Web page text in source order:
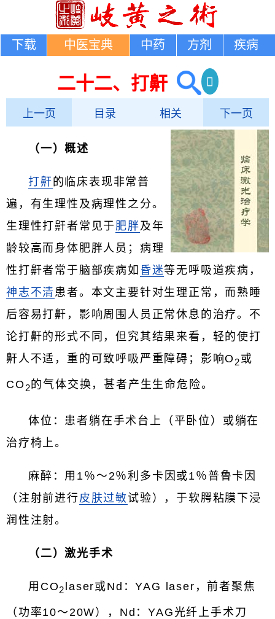
下载 中医宝典 中药 方剂 疾病
二十二、打鼾
上一页 目录 相关 下一页
（一）概述
打鼾 的临床表现非常普
遍，有生理性及病理性之分。
生理性打鼾者常见于 肥胖及年
龄较高而身体肥胖人员；病理
性打鼾者常于脑部疾病如 昏迷等无呼吸道疾病，
神志不清 患者。本文主要针对生理正常，而熟睡
后容易打鼾，影响周围人员正常休息的治疗。不
论打鼾的形式不同，但究其结果来看，轻的使打
鼾人不适，重的可致呼吸严重障碍；影响O 2或
CO 2的气体交换，甚者产生生命危险。
体位：患者躺在手术台上（平卧位）或躺在
治疗椅上。
麻醉：用1％～2％利多卡因或1％普鲁卡因
（注射前进行皮肤过敏试验），于软腭粘膜下浸
润性注射。
（二）激光手术
用CO2 laser或Nd：YAG laser，前者聚焦
（功率10～20W），Nd：YAG光纤上手术刀